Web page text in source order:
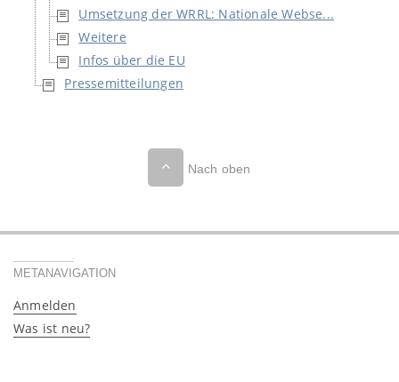
Umsetzung der WRRL: Nationale Webse...
Weitere
Infos über die EU
Pressemitteilungen
Nach oben
METANAVIGATION
Anmelden
Was ist neu?